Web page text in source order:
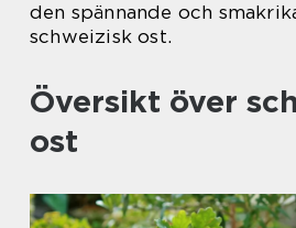
den spännande och
schweizisk ost.
Översikt över
ost